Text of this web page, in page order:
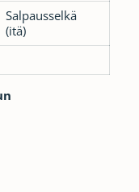
Salpausselkä
(itä)